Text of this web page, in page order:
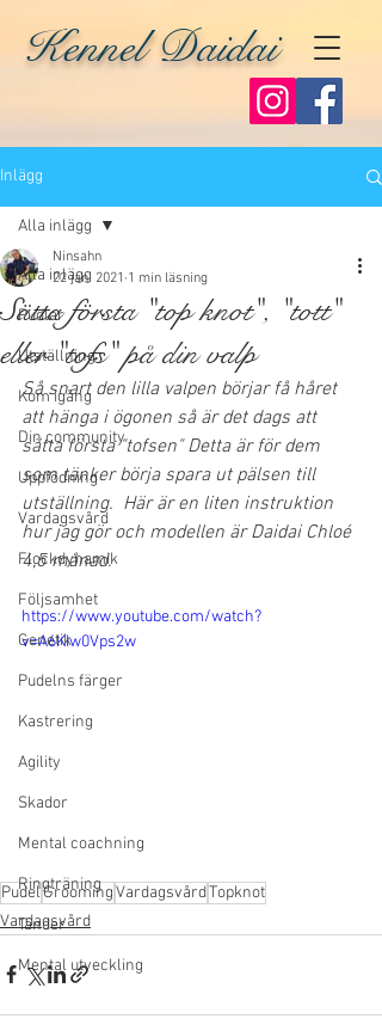
Kennel Daidai
Inlägg
Alla inlägg
Pudlar
Utställning
Kom igång
Din community
Uppfödning
Vardagsvård
Flockdynamik
Följsamhet
Genetik
Pudelns färger
Kastrering
Agility
Skador
Mental coachning
Ringträning
Tänder
Mental utveckling
Alla inlägg
Sätta första "top knot", "tott"
eller "tofs" på din valp
Ninsahn
22 jan. 2021 1 min läsning
Så snart den lilla valpen börjar få håret
att hänga i ögonen så är det dags att
sätta första "tofsen" Detta är för dem
som tänker börja spara ut pälsen till
utställning.  Här är en liten instruktion
hur jag gör och modellen är Daidai Chloé
4,5 månad.
https://www.youtube.com/watch?
v=A6KIw0Vps2w
PudelGroomingVardagsvårdTopknot
Vardagsvård